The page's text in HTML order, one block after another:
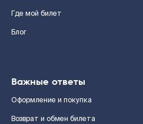
Где мой билет
Блог
Важные ответы
Оформление и покупка
Возврат и обмен билета